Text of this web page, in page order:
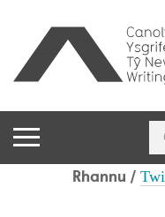
Rhannu /